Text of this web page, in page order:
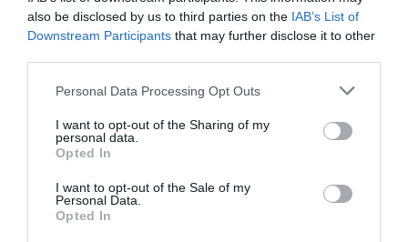
also be disclosed by us to third parties on the IAB’s List of
Downstream Participants that may further disclose it to other
Please note that this website/app uses one or more Google
not limited to your visit or usage behaviour. You may click to
grant or deny consent to Google and its third-party tags to
use your data for below specified purposes in below Google
consent section.
Personal Data Processing Opt Outs
I want to opt-out of the Sharing of my
personal data.
Opted In
I want to opt-out of the Sale of my
Personal Data.
Opted In
Οι Queens Of The Stone Age
δημιούργησαν τηλεφωνική γραμμή…
στην Καλλιθέα – Θωρακίζεται η περιοχή
απέναντι σε πλημμυρικά φαινόμενα
Υπογράφηκε η σύμβαση για τα συστήματα